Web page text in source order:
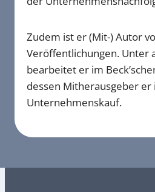
Zudem ist er (Mit-) Autor
Veröffentlichungen. Unter
bearbeitet er im
dessen Mitherausgeber er
Unternehmenskauf.